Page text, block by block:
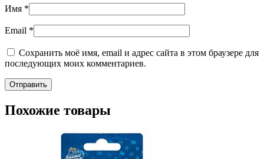
Имя *
Email *
Сохранить моё имя, email и адрес сайта в этом браузере для
последующих моих комментариев.
Похожие товары